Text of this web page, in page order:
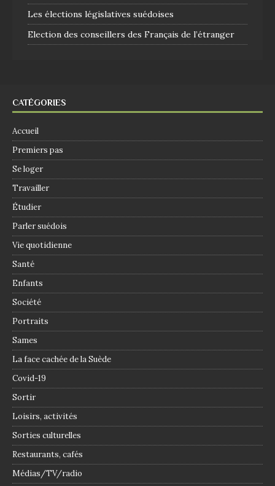
Les élections législatives suédoises
Election des conseillers des Français de l’étranger
CATÉGORIES
Accueil
Premiers pas
Se loger
Travailler
Étudier
Parler suédois
Vie quotidienne
Santé
Enfants
Société
Portraits
Sames
La face cachée de la Suède
Covid-19
Sortir
Loisirs, activités
Sorties culturelles
Restaurants, cafés
Médias/TV/radio